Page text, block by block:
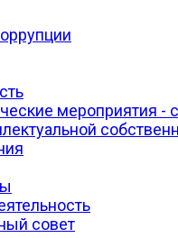
мероприятия
совет